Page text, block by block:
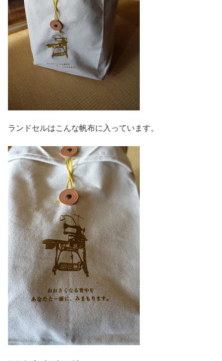
ランドセルはこんな帆布に入っています。